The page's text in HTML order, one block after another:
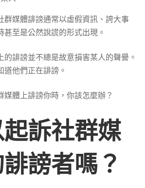
群媒體誹謗通常以虛假資訊、誇大事
甚至是公然說謊的形式出現。
的誹謗並不總是故意損害某人的聲譽。
道他們正在誹謗。
媒體上誹謗你時，你該怎麼辦？
訴社群媒
謗者嗎？